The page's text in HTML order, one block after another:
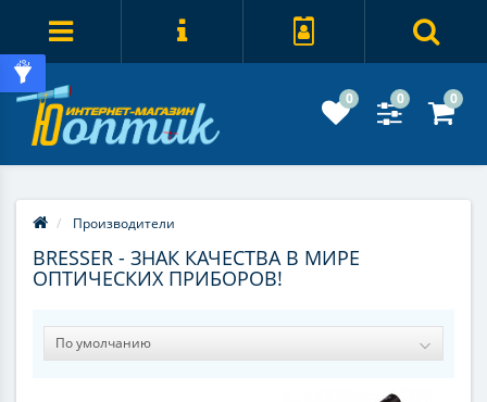
0 0 0
Производители
BRESSER - ЗНАК КАЧЕСТВА В МИРЕ
ОПТИЧЕСКИХ ПРИБОРОВ!